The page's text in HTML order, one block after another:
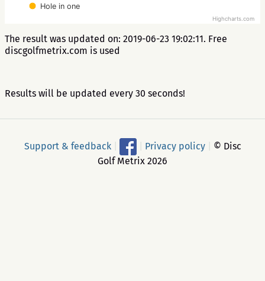
Hole in one
Highcharts.com
The result was updated on: 2019-06-23 19:02:11. Free
discgolfmetrix.com is used
Results will be updated every 30 seconds!
Support & feedback Privacy policy
© Disc
Golf Metrix 2026